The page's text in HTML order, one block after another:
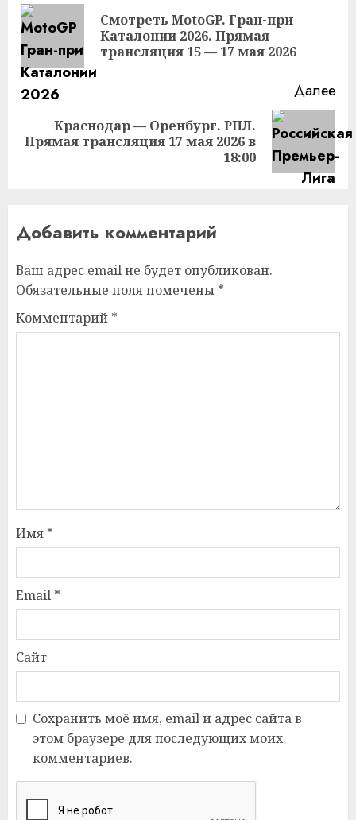
чтение
Смотреть MotoGP. Гран-при
Каталонии 2026. Прямая
трансляция 15 — 17 мая 2026
Далее
Следующая
Краснодар — Оренбург. РПЛ.
Прямая трансляция 17 мая 2026 в
18:00
Добавить комментарий
Ваш адрес email не будет опубликован.
Обязательные поля помечены *
Комментарий *
Имя *
Email *
Сайт
Сохранить моё имя, email и адрес сайта в
этом браузере для последующих моих
комментариев.